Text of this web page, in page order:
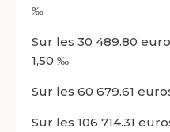
‰
Sur les 30 489.80
1,50 ‰
Sur les 60 679.61
Sur les 106 714.31